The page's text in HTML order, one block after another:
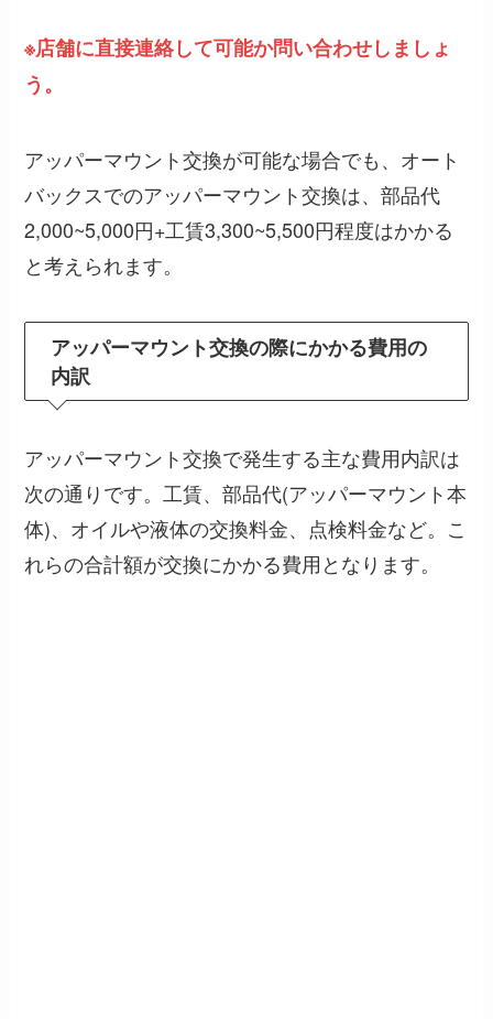
※店舗に直接連絡して可能か問い合わせしましょ
う。
アッパーマウント交換が可能な場合でも、オート
バックスでのアッパーマウント交換は、部品代
2,000~5,000円+工賃3,300~5,500円程度はかかる
と考えられます。
アッパーマウント交換の際にかかる費用の
内訳
アッパーマウント交換で発生する主な費用内訳は
次の通りです。工賃、部品代(アッパーマウント本
体)、オイルや液体の交換料金、点検料金など。こ
れらの合計額が交換にかかる費用となります。